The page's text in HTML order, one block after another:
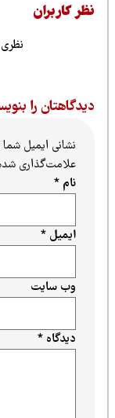
کاربران
نظری
را بنویسید
نشانی ایمیل شما
علامت‌گذاری شده‌اند*
دیدگاه*
ایمیل*
وب‌ سایت